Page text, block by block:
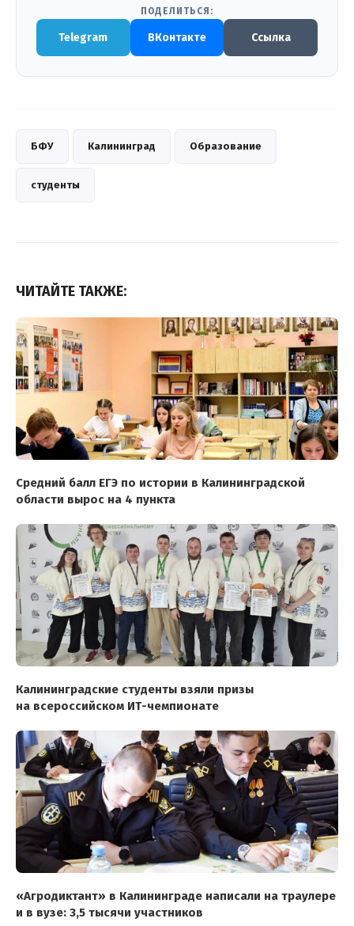
ПОДЕЛИТЬСЯ:
Telegram ВКонтакте Ссылка
БФУ Калининград Образование
студенты
ЧИТАЙТЕ ТАКЖЕ:
Средний балл ЕГЭ по истории в Калининградской
области вырос на 4 пункта
Калининградские студенты взяли призы
на всероссийском ИТ-чемпионате
«Агродиктант» в Калининграде написали на траулере
и в вузе: 3,5 тысячи участников